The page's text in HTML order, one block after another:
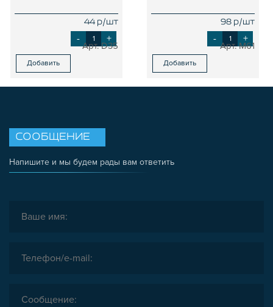
44 р/шт
- +
D35
Добавить
98 р/шт
- +
M61
Добавить
СООБЩЕНИЕ
Напишите и мы будем рады вам ответить